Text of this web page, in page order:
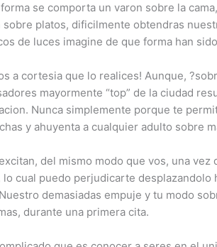
se comporta un varon sobre la
platos, dificilmente obtendras
de luces imagine de que forma han
a cortesia que lo realices! Aunque,
mayormente “top” de la ciudad
Nunca simplemente porque te
y ahuyenta a cualquier adulto sobre
del mismo modo que vos, una
cual puedo perjudicarte
demasiadas empuje y tu modo
durante una primera cita.